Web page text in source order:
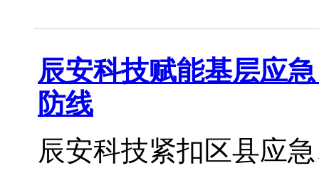
辰安科技赋能基层应
防线
辰安科技紧扣区县应